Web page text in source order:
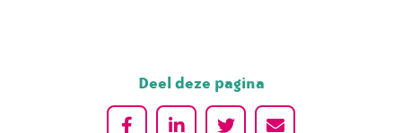
Deel deze pagina